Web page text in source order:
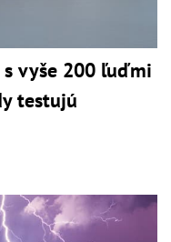
vyše 200 ľuďmi
testujú